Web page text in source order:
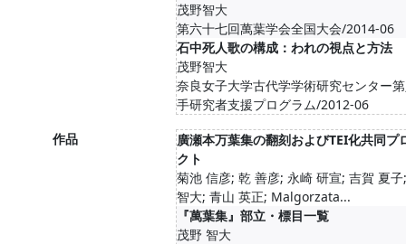
茂野智大
第六十七回萬葉学会全国大会/2014-06
石中死人歌の構成：われの視点と方法
茂野智大
奈良女子大学古代学学術研究センター
手研究者支援プログラム/2012-06
作品
廣瀬本万葉集の翻刻およびTEI化共同プ
クト
菊池 信彦; 乾 善彦; 永崎 研宣; 吉賀 夏
智大; 青山 英正; Malgorzata...
『萬葉集』部立・標目一覧
茂野 智大